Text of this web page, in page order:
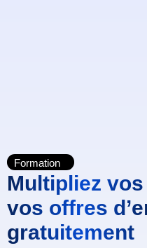
Formation
Multipliez
vos offres
gratuitement